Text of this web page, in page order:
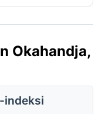
Okahandja,
indeksi